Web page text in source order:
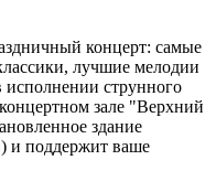
концерт: самые
лучшие мелодии
исполнении струнного
зале "Верхний
здание
и поддержит ваше